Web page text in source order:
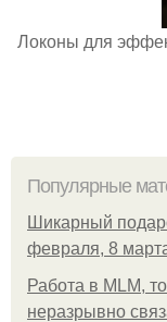
Локоны для
Популярные
Шикарный
февраля, 8
Работа в MLM,
неразрывно